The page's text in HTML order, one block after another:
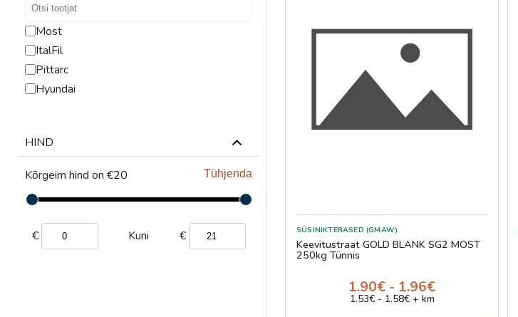
Most
ItalFil
Pittarc
Hyundai
HIND
Kõrgeim hind on €20 Tühjenda
€ Kuni € SÜSINIKTERASED (GMAW)
Keevitustraat GOLD BLANK SG2 MOST
250kg Tünnis
1.90€ - 1.96€
1.53€ - 1.58€ + km